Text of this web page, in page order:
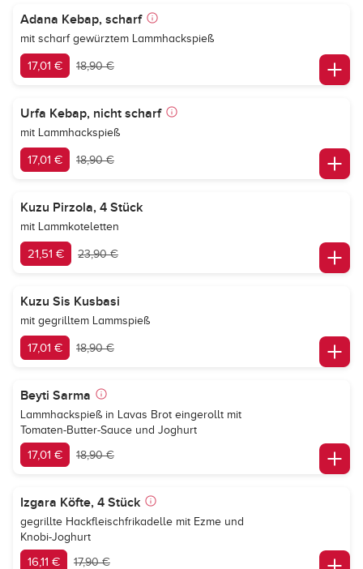
Adana Kebap, scharf
mit scharf gewürztem Lammhackspieß
17,01 € 18,90 €
Urfa Kebap, nicht scharf
mit Lammhackspieß
17,01 € 18,90 €
Kuzu Pirzola, 4 Stück
mit Lammkoteletten
21,51 € 23,90 €
Kuzu Sis Kusbasi
mit gegrilltem Lammspieß
17,01 € 18,90 €
Beyti Sarma
Lammhackspieß in Lavas Brot eingerollt mit
Tomaten-Butter-Sauce und Joghurt
17,01 € 18,90 €
Izgara Köfte, 4 Stück
gegrillte Hackfleischfrikadelle mit Ezme und
Knobi-Joghurt
16,11 € 17,90 €